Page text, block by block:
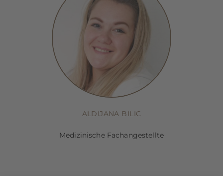
ALDIJANA BILIC
Medizinische Fachangestellte